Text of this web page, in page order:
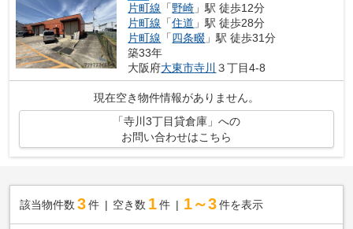
片町線 「野崎 」駅 徒歩12分
片町線 「住道 」駅 徒歩28分
片町線 「四条畷 」駅 徒歩31分
築33年
大阪府大東市寺川 ３丁目4-8
現在空き物件情報がありません。
「寺川3丁目貸倉庫」への
お問い合わせはこちら
該当物件数 3件 空き数 1 件 1～3 件を表示